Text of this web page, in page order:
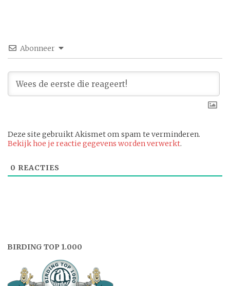
Abonneer
Deze site gebruikt Akismet om spam te verminderen.
Bekijk hoe je reactie gegevens worden verwerkt.
0 REACTIES
BIRDING TOP 1.000